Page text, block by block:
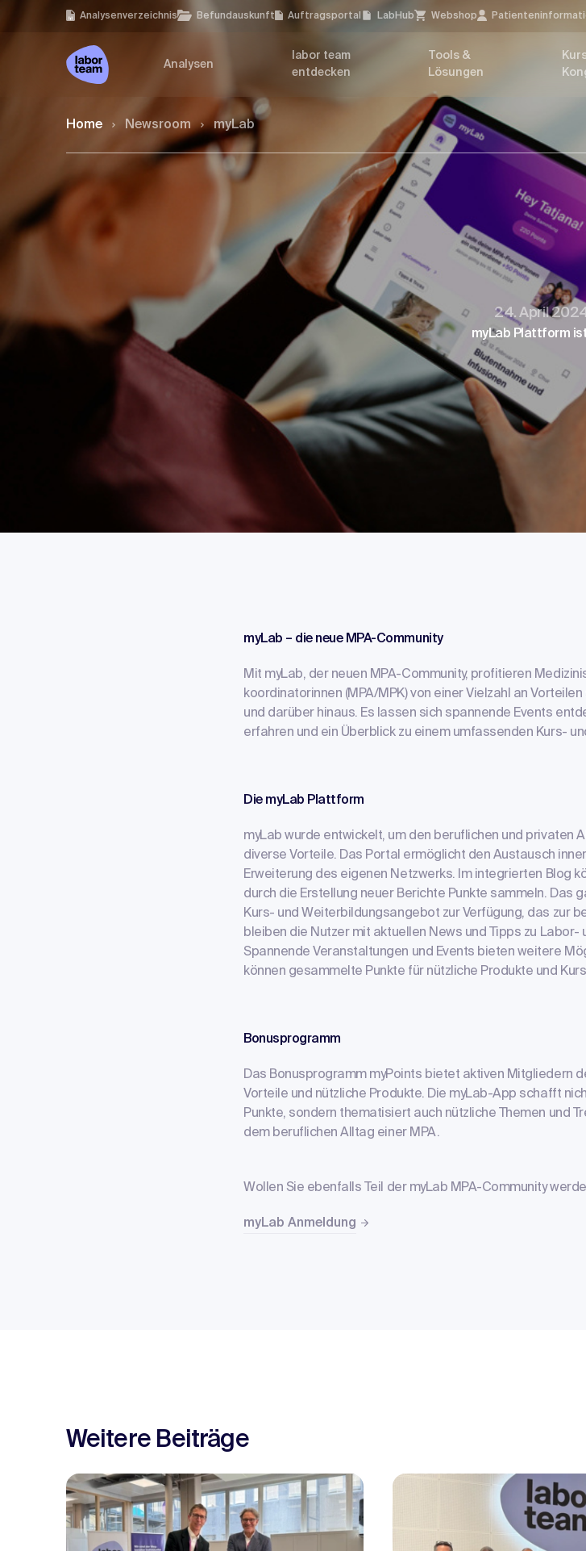
Analysen­verzeichnis Befundauskunft Auftragsportal LabHub Webshop
Analysen
labor team
entdecken
Tools &
Lösungen
Home Newsroom myLab
24. April
myLab Plattform
myLab – die neue MPA-Community
Mit myLab, der neuen MPA-Community, profitieren
koordinatorinnen (MPA/MPK) von einer Vielzahl an
und darüber hinaus. Es lassen sich spannende Events
erfahren und ein Überblick zu einem umfassenden Kurs-
Die myLab Plattform
myLab wurde entwickelt, um den beruflichen und privaten
diverse Vorteile. Das Portal ermöglicht den Austausch
Erweiterung des eigenen Netzwerks. Im integrierten Blog
durch die Erstellung neuer Berichte Punkte sammeln. Das
Kurs- und Weiterbildungsangebot zur Verfügung, das zur
bleiben die Nutzer mit aktuellen News und Tipps zu
Spannende Veranstaltungen und Events bieten weitere
können gesammelte Punkte für nützliche Produkte und
Bonusprogramm
Das Bonusprogramm myPoints bietet aktiven Mitgliedern
Vorteile und nützliche Produkte. Die myLab-App schafft
Punkte, sondern thematisiert auch nützliche Themen und
dem beruflichen Alltag einer MPA.
Wollen Sie ebenfalls Teil der myLab MPA-Community
myLab Anmeldung
Weitere Beiträge